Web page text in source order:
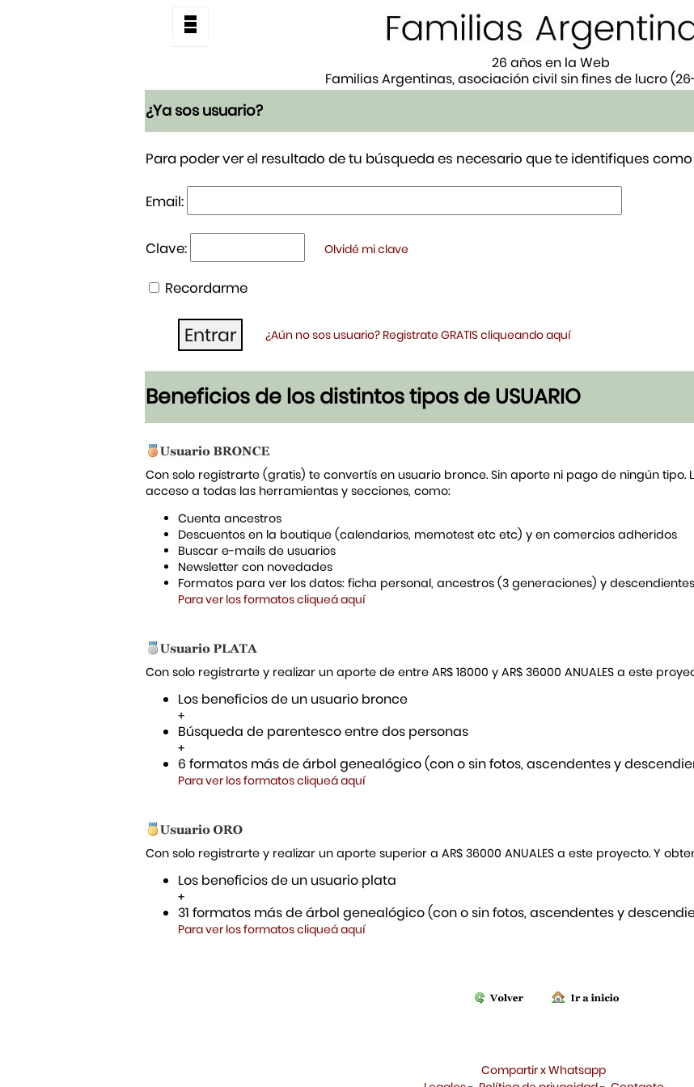
26 años en la Web
Familias Argentinas, asociación civil sin fines de lucro
¿Ya sos usuario?
Para poder ver el resultado de tu búsqueda es necesario que te identifiques
Email:
Clave: Olvidé mi clave
Recordarme
¿Aún no sos usuario? Registrate GRATIS cliqueando aquí
Beneficios de los distintos tipos de USUARIO
Con solo registrarte (gratis) te convertís en usuario bronce. Sin aporte ni pago de ningún tipo.
acceso a todas las herramientas y secciones, como:
Cuenta ancestros
Descuentos en la boutique (calendarios, memotest etc etc) y en comercios adheridos
Buscar e-mails de usuarios
Newsletter con novedades
Formatos para ver los datos: ficha personal, ancestros (3 generaciones) y
Para ver los formatos cliqueá aquí
Con solo registrarte y realizar un aporte de entre AR$ 18000 y AR$ 36000 ANUALES a este
Los beneficios de un usuario bronce
+
Búsqueda de parentesco entre dos personas
+
6 formatos más de árbol genealógico (con o sin fotos, ascendentes y
Para ver los formatos cliqueá aquí
Con solo registrarte y realizar un aporte superior a AR$ 36000 ANUALES a este proyecto. Y
Los beneficios de un usuario plata
+
31 formatos más de árbol genealógico (con o sin fotos, ascendentes y
Para ver los formatos cliqueá aquí
Compartir x Whatsapp